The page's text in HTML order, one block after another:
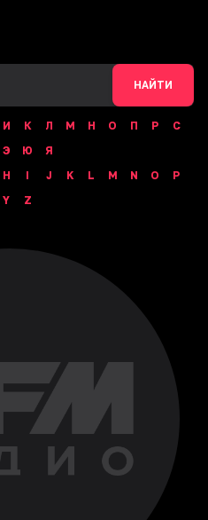
НАЙТИ
И К Л М Н О П Р
С
Э Ю
Я
H I J K L M N O
P
Y Z